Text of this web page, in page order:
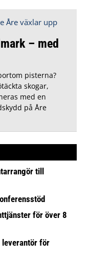
– med
pisterna?
skogar,
med en
på Åre
till
för över 8
leverantör för